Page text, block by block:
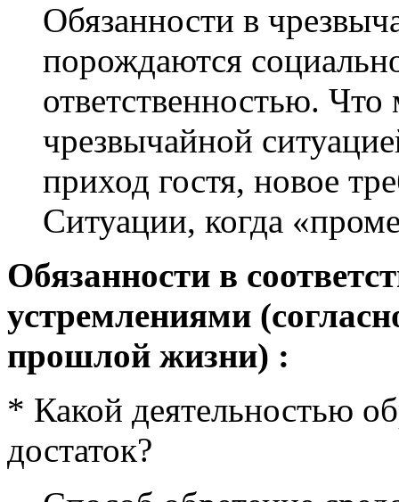
Обязанности в
порождаются
ответственностью.
чрезвычайной
приход гостя, новое
Ситуации, когда
Обязанности в
устремлениями
прошлой жизни) :
* Какой деятельностью
достаток?